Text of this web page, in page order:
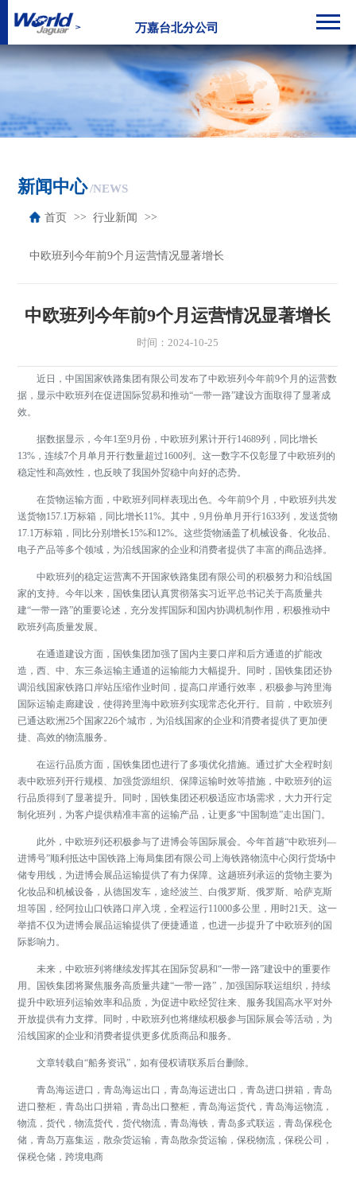
万嘉台北分公司
新闻中心/NEWS
首页 行业新闻
中欧班列今年前9个月运营情况显著增长
中欧班列今年前9个月运营情况显著增长
时间：2024-10-25
近日，中国国家铁路集团有限公司发布了中欧班列今年前9个月的运营数
据，显示中欧班列在促进国际贸易和推动“一带一路”建设方面取得了显著成
效。
据数据显示，今年1至9月份，中欧班列累计开行14689列，同比增长
13%，连续7个月单月开行数量超过1600列。这一数字不仅彰显了中欧班列的
稳定性和高效性，也反映了我国外贸稳中向好的态势。
在货物运输方面，中欧班列同样表现出色。今年前9个月，中欧班列共发
送货物157.1万标箱，同比增长11%。其中，9月份单月开行1633列，发送货物
17.1万标箱，同比分别增长15%和12%。这些货物涵盖了机械设备、化妆品、
电子产品等多个领域，为沿线国家的企业和消费者提供了丰富的商品选择。
中欧班列的稳定运营离不开国家铁路集团有限公司的积极努力和沿线国
家的支持。今年以来，国铁集团认真贯彻落实习近平总书记关于高质量共
建“一带一路”的重要论述，充分发挥国际和国内协调机制作用，积极推动中
欧班列高质量发展。
在通道建设方面，国铁集团加强了国内主要口岸和后方通道的扩能改
造，西、中、东三条运输主通道的运输能力大幅提升。同时，国铁集团还协
调沿线国家铁路口岸站压缩作业时间，提高口岸通行效率，积极参与跨里海
国际运输走廊建设，使得跨里海中欧班列实现常态化开行。目前，中欧班列
已通达欧洲25个国家226个城市，为沿线国家的企业和消费者提供了更加便
捷、高效的物流服务。
在运行品质方面，国铁集团也进行了多项优化措施。通过扩大全程时刻
表中欧班列开行规模、加强货源组织、保障运输时效等措施，中欧班列的运
行品质得到了显著提升。同时，国铁集团还积极适应市场需求，大力开行定
制化班列，为客户提供精准丰富的运输产品，让更多“中国制造”走出国门。
此外，中欧班列还积极参与了进博会等国际展会。今年首趟“中欧班列—
进博号”顺利抵达中国铁路上海局集团有限公司上海铁路物流中心闵行货场中
储专用线，为进博会展品运输提供了有力保障。这趟班列承运的货物主要为
化妆品和机械设备，从德国发车，途经波兰、白俄罗斯、俄罗斯、哈萨克斯
坦等国，经阿拉山口铁路口岸入境，全程运行11000多公里，用时21天。这一
举措不仅为进博会展品运输提供了便捷通道，也进一步提升了中欧班列的国
际影响力。
未来，中欧班列将继续发挥其在国际贸易和“一带一路”建设中的重要作
用。国铁集团将聚焦服务高质量共建“一带一路”，加强国际联运组织，持续
提升中欧班列运输效率和品质，为促进中欧经贸往来、服务我国高水平对外
开放提供有力支撑。同时，中欧班列也将继续积极参与国际展会等活动，为
沿线国家的企业和消费者提供更多优质商品和服务。
文章转载自“船务资讯”，如有侵权请联系后台删除。
青岛海运进口，青岛海运出口，青岛海运进出口，青岛进口拼箱，青岛
进口整柜，青岛出口拼箱，青岛出口整柜，青岛海运货代，青岛海运物流，
物流，货代，物流货代，货代物流，青岛海铁，青岛多式联运，青岛保税仓
储，青岛万嘉集运，散杂货运输，青岛散杂货运输，保税物流，保税公司，
保税仓储，跨境电商